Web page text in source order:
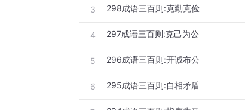
3 298成语三百则:克勤克俭
4 297成语三百则:克己为公
5 296成语三百则:开诚布公
6 295成语三百则:自相矛盾